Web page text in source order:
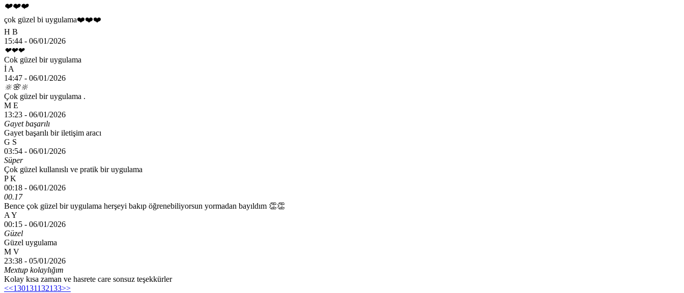
❤️❤️❤️
çok güzel bi uygulama❤️❤️❤️
H B
15:44 - 06/01/2026
❤❤❤
Cok güzel bir uygulama
İ A
14:47 - 06/01/2026
🔆🌸🔆
Çok güzel bir uygulama .
M E
13:23 - 06/01/2026
Gayet başarılı
Gayet başarılı bir iletişim aracı
G S
03:54 - 06/01/2026
Süper
Çok güzel kullanıslı ve pratik bir uygulama
P K
00:18 - 06/01/2026
00.17
Bence çok güzel bir uygulama herşeyi bakıp öğrenebiliyorsun yormadan bayıldım 👏👏
A Y
00:15 - 06/01/2026
Güzel
Güzel uygulama
M V
23:38 - 05/01/2026
Mextup kolaylığım
Kolay kısa zaman ve hasrete care sonsuz teşekkürler
<<130131132133>>